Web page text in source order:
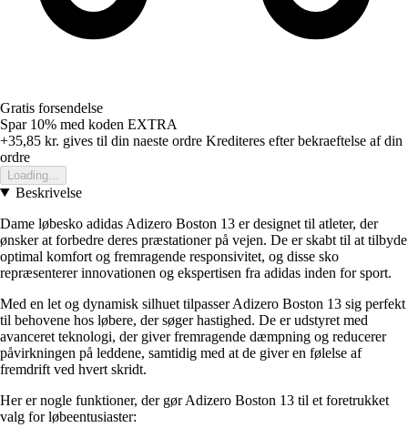
Gratis forsendelse
Spar 10% med koden EXTRA
+35,85 kr. gives til din naeste ordre Krediteres efter bekraeftelse af din
ordre
Loading...
Beskrivelse
Dame løbesko adidas Adizero Boston 13 er designet til atleter, der
ønsker at forbedre deres præstationer på vejen. De er skabt til at tilbyde
optimal komfort og fremragende responsivitet, og disse sko
repræsenterer innovationen og ekspertisen fra adidas inden for sport.
Med en let og dynamisk silhuet tilpasser Adizero Boston 13 sig perfekt
til behovene hos løbere, der søger hastighed. De er udstyret med
avanceret teknologi, der giver fremragende dæmpning og reducerer
påvirkningen på leddene, samtidig med at de giver en følelse af
fremdrift ved hvert skridt.
Her er nogle funktioner, der gør Adizero Boston 13 til et foretrukket
valg for løbeentusiaster: